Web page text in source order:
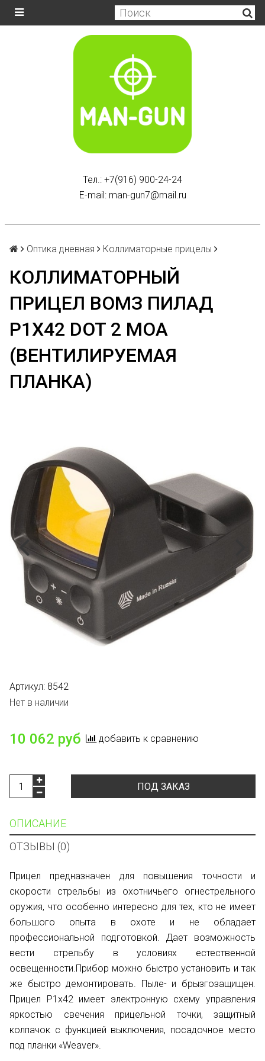
Тел.: +7(916) 900-24-24
E-mail: man-gun7@mail.ru
Оптика дневная Коллиматорные прицелы
КОЛЛИМАТОРНЫЙ
ПРИЦЕЛ ВОМЗ ПИЛАД
P1X42 DOT 2 MOA
(ВЕНТИЛИРУЕМАЯ
ПЛАНКА)
Артикул: 8542
Нет в наличии
10 062 руб добавить к сравнению
ПОД ЗАКАЗ
ОПИСАНИЕ
ОТЗЫВЫ (0)
Прицел предназначен для повышения точности и
скорости стрельбы из охотничьего огнестрельного
оружия, что особенно интересно для тех, кто не имеет
большого опыта в охоте и не обладает
профессиональной подготовкой. Дает возможность
вести стрельбу в условиях естественной
освещенности.Прибор можно быстро установить и так
же быстро демонтировать. Пыле- и брызгозащищен.
Прицел Р1х42 имеет электронную схему управления
яркостью свечения прицельной точки, защитный
колпачок с функцией выключения, посадочное место
под планки «Weaver».